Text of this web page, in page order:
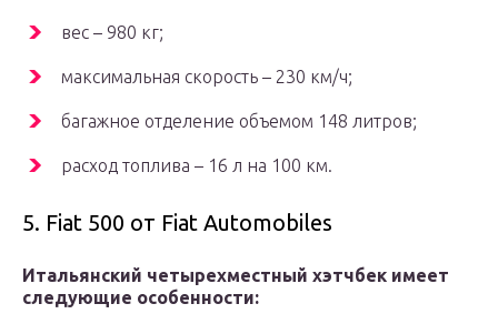
вес – 980 кг;
максимальная скорость – 230 км/ч;
багажное отделение объемом 148 литров;
расход топлива – 16 л на 100 км.
5. Fiat 500 от Fiat Automobiles
Итальянский четырехместный хэтчбек имеет
следующие особенности: